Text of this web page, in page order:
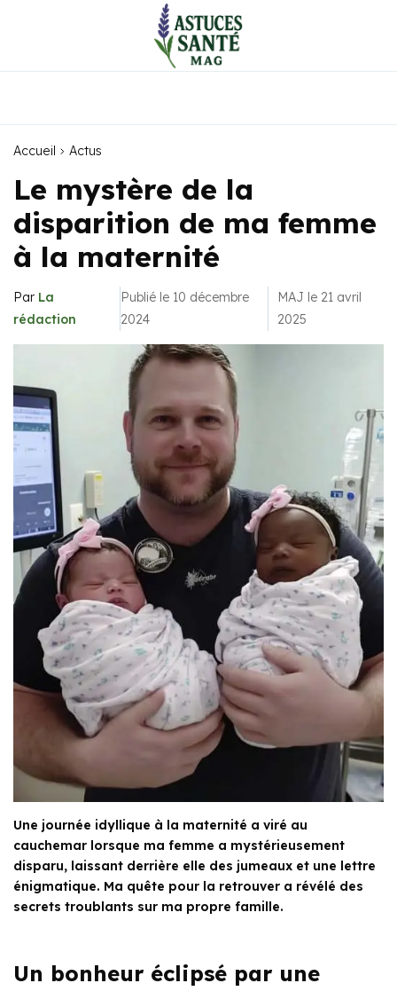
Accueil Actus
Le mystère de la
disparition de ma femme
à la maternité
Par La
rédaction
Publié le 10 décembre
2024
MAJ le 21 avril
2025
Une journée idyllique à la maternité a viré au
cauchemar lorsque ma femme a mystérieusement
disparu, laissant derrière elle des jumeaux et une lettre
énigmatique. Ma quête pour la retrouver a révélé des
secrets troublants sur ma propre famille.
Un bonheur éclipsé par une